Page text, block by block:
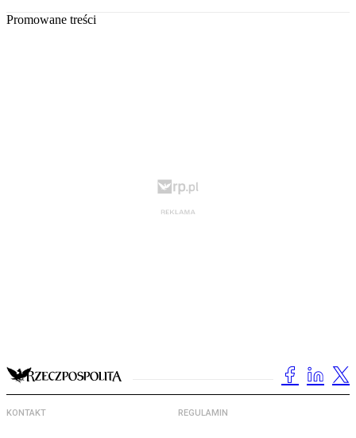
Promowane treści
KONTAKT REGULAMIN